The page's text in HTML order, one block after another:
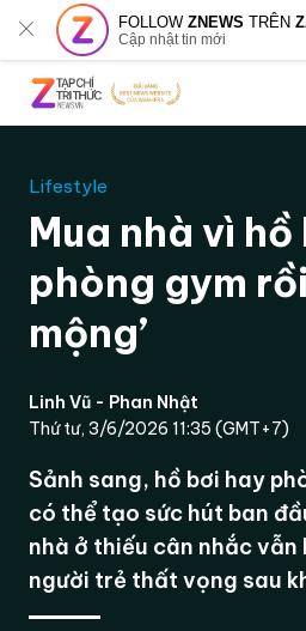
FOLLOWZNEWS TRÊN
Cập nhật tin mới
Lifestyle
Mua nhà vì
phòng gym
mộng’
Linh Vũ - Phan Nhật
Thứ tư, 3/6/2026 11:35 (GMT+7)
Sảnh sang, hồ bơi hay
có thể tạo sức hút ban
nhà ở thiếu cân nhắc vẫn
người trẻ thất vọng sau